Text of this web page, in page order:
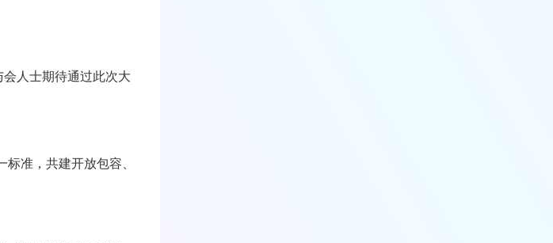
人士期待通过此次大
标准，共建开放包容、